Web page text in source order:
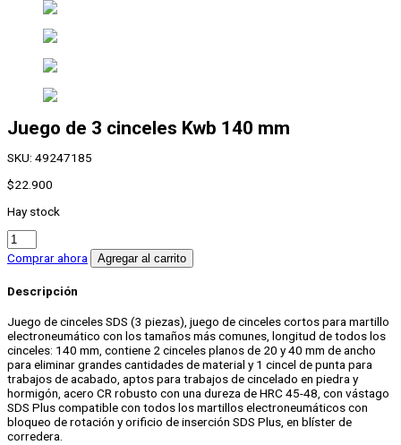
Juego de 3 cinceles Kwb 140 mm
SKU: 49247185
$22.900
Hay stock
Juego
de
3
Kwb
mm
cantidad
Comprar ahora Agregar al carrito
Descripción
Juego de cinceles SDS (3 piezas), juego de cinceles cortos para martillo
electroneumático con los tamaños más comunes, longitud de todos los
cinceles: 140 mm, contiene 2 cinceles planos de 20 y 40 mm de ancho
para eliminar grandes cantidades de material y 1 cincel de punta para
trabajos de acabado, aptos para trabajos de cincelado en piedra y
hormigón, acero CR robusto con una dureza de HRC 45-48, con vástago
SDS Plus compatible con todos los martillos electroneumáticos con
bloqueo de rotación y orificio de inserción SDS Plus, en blíster de
corredera.